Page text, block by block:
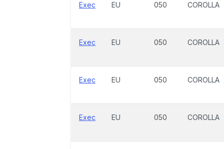
Exec EU 050 COROLLA
Exec EU 050 COROLLA
Exec EU 050 COROLLA
Exec EU 050 COROLLA